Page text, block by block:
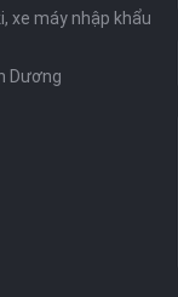
xe máy nhập khẩu
Dương